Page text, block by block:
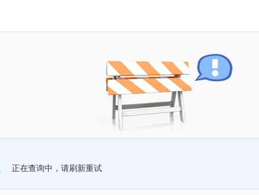
正在查询中，请刷新重试